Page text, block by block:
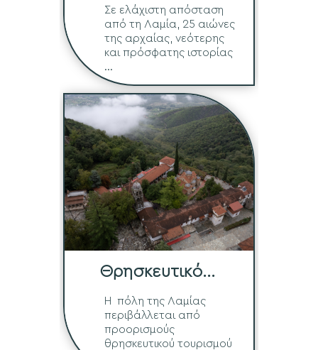
Σε ελάχιστη απόσταση
από τη Λαμία, 25 αιώνες
της αρχαίας, νεότερης
και πρόσφατης ιστορίας
...
Θρησκευτικό
Τρίγωνο
Η πόλη της Λαμίας
περιβάλλεται από
προορισμούς
θρησκευτικού τουρισμού